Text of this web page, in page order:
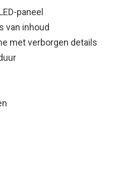
paneel
van inhoud
met verborgen details